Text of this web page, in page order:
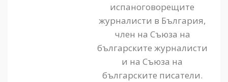
испаноговорещите
журналисти в България,
член на Съюза на
българските журналисти
и на Съюза на
българските писатели.